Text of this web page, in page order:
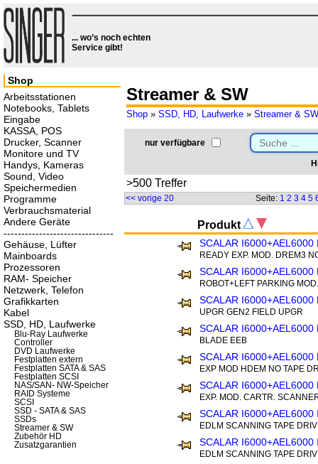
... wo’s noch echten
Service gibt!
Streamer & SW
Shop » SSD, HD, Laufwerke » Streamer & SW
nur verfügbare
>500 Treffer
<< vorige 20 Seite: 1 2 3 4 5
Produkt
SCALAR I6000+AEL6000
READY EXP. MOD. DREM3
SCALAR I6000+AEL6000
ROBOT+LEFT PARKING
SCALAR I6000+AEL6000
UPGR GEN2 FIELD UPGR
SCALAR I6000+AEL6000
BLADE EEB
SCALAR I6000+AEL6000
EXP MOD HDEM NO TAPE
SCALAR I6000+AEL6000
EXP. MOD. CARTR.
SCALAR I6000+AEL6000
EDLM SCANNING TAPE
SCALAR I6000+AEL6000
EDLM SCANNING TAPE
Shop
Arbeitsstationen
Notebooks, Tablets
Eingabe
KASSA, POS
Drucker, Scanner
Monitore und TV
Handys, Kameras
Sound, Video
Speichermedien
Programme
Verbrauchsmaterial
Andere Geräte
-------------------------------
Gehäuse, Lüfter
Mainboards
Prozessoren
RAM- Speicher
Netzwerk, Telefon
Grafikkarten
Kabel
SSD, HD, Laufwerke
Blu-Ray Laufwerke
Controller
DVD Laufwerke
Festplatten extern
Festplatten SATA & SAS
Festplatten SCSI
NAS/SAN- NW-Speicher
RAID Systeme
SCSI
SSD - SATA & SAS
SSDs
Streamer & SW
Zubehör HD
Zusatzgarantien